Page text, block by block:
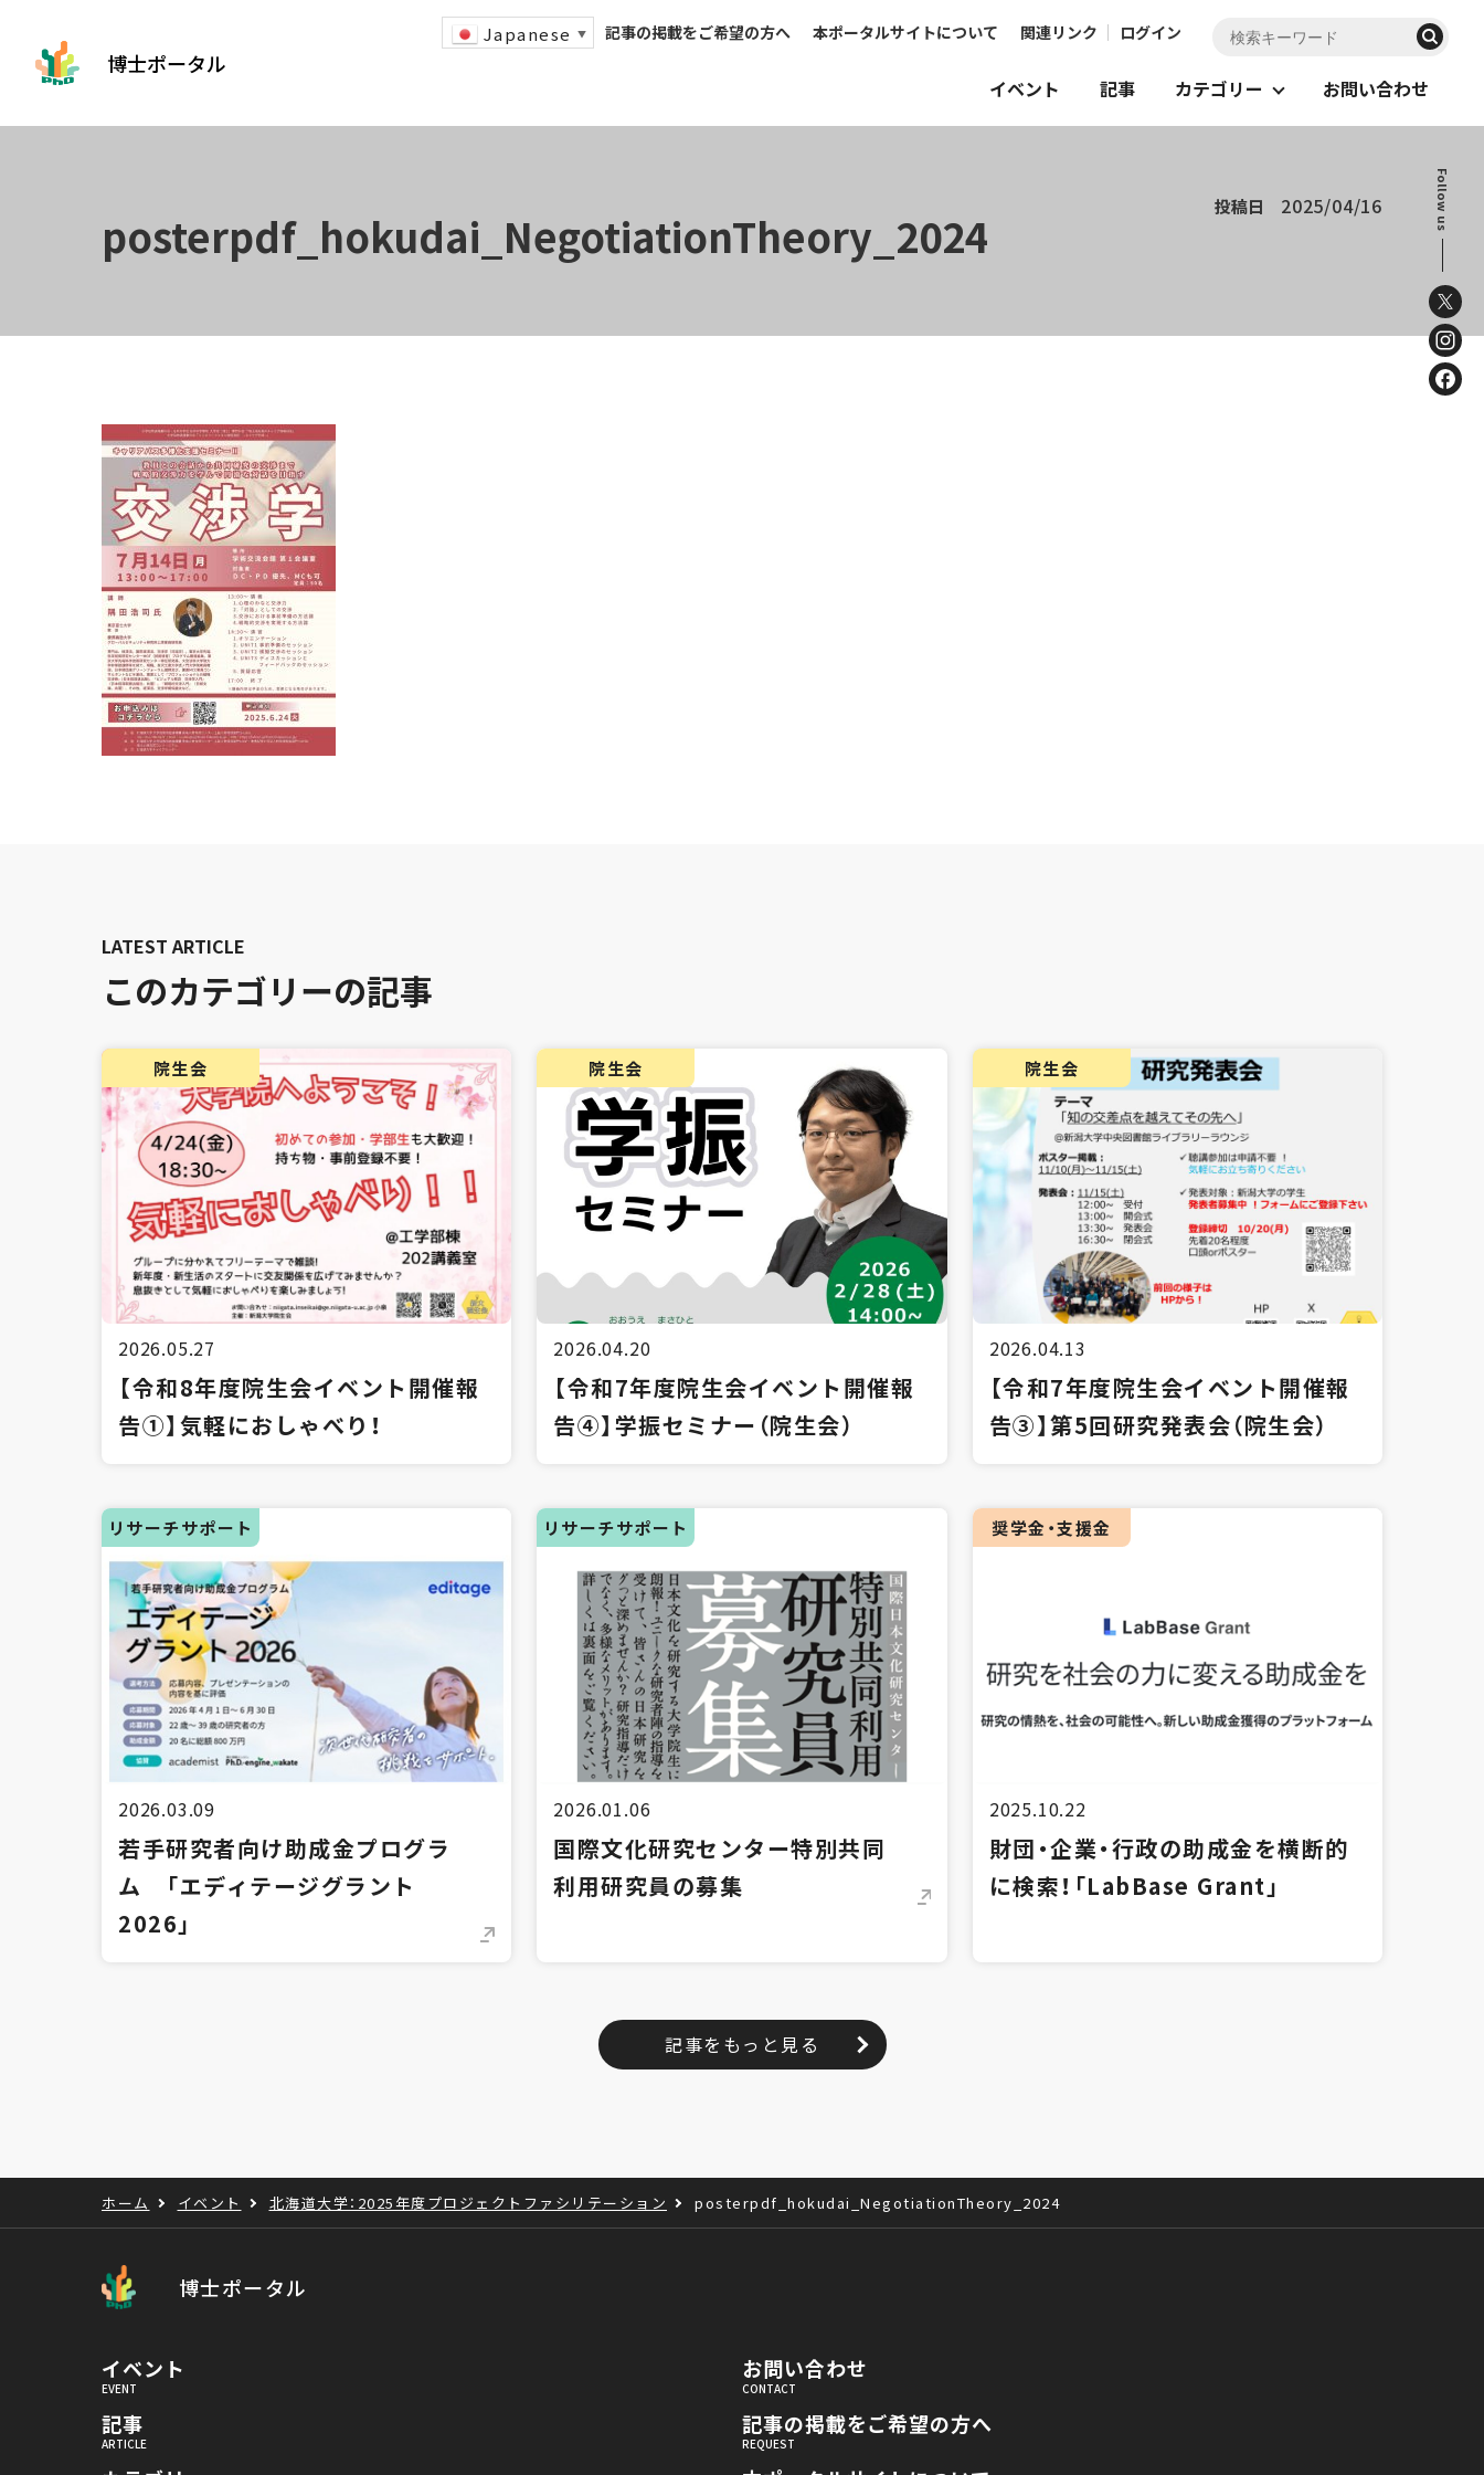
博士ポータル
Japanese ▼ 記事の掲載をご希望の方へ 本ポータルサイトについて 関連リンク ログイン
イベント 記事 カテゴリー お問い合わせ
投稿日 2025/04/16
posterpdf_hokudai_NegotiationTheory_2024
このカテゴリーの記事
院生会
2026.05.27
【令和8年度院生会イベント開催報
告①】気軽におしゃべり！
院生会
2026.04.20
【令和7年度院生会イベント開催報
告④】学振セミナー（院生会）
院生会
2026.04.13
【令和7年度院生会イベント開催報
告③】第5回研究発表会（院生会）
リサーチサポート
2026.03.09
若手研究者向け助成金プログラ
ム 「エディテージグラント
2026」
リサーチサポート
2026.01.06
国際文化研究センター特別共同
利用研究員の募集
奨学金・支援金
2025.10.22
財団・企業・行政の助成金を横断的
に検索！「LabBase Grant」
記事をもっと見る
ホーム イベント 北海道大学：2025年度プロジェクトファシリテーション posterpdf_hokudai_NegotiationTheory_2024
Follow us
博士ポータル
イベント
記事
お問い合わせ
記事の掲載をご希望の方へ